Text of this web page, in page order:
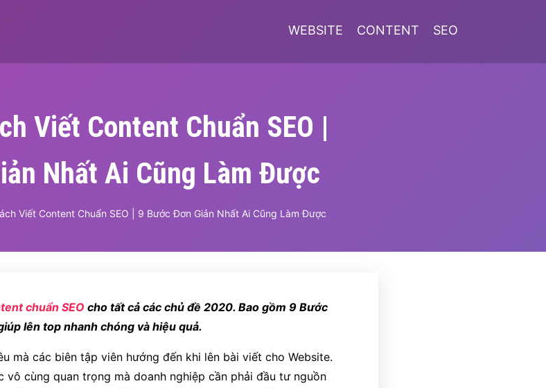
WEBSITE CONTENT SEO
Viết Content Chuẩn SEO |
Nhất Ai Cũng Làm Được
Viết Content Chuẩn SEO | 9 Bước Đơn Giản Nhất Ai Cũng Làm Được
chuẩn SEO cho tất cả các chủ đề 2020. Bao gồm 9 Bước
lên top nhanh chóng và hiệu quả.
mà các biên tập viên hướng đến khi lên bài viết cho Website.
cùng quan trọng mà doanh nghiệp cần phải đầu tư nguồn